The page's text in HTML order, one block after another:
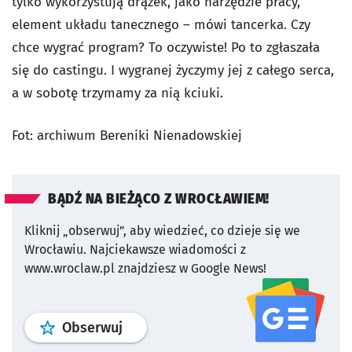
element układu tanecznego – mówi tancerka. Czy
chce wygrać program? To oczywiste! Po to zgłaszała
się do castingu. I wygranej życzymy jej z całego serca,
a w sobotę trzymamy za nią kciuki.
Fot: archiwum Bereniki Nienadowskiej
BĄDŹ NA BIEŻĄCO Z WROCŁAWIEM!
Kliknij „obserwuj”, aby wiedzieć, co dzieje się we
Wrocławiu. Najciekawsze wiadomości z
www.wroclaw.pl znajdziesz w Google News!
Obserwuj profil serwisu